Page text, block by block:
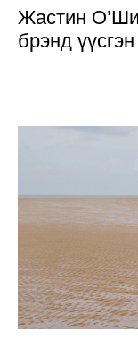
Жастин
брэнд